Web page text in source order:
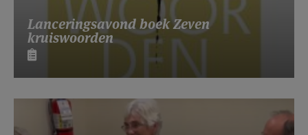
Lanceringsavond boek Zeven
kruiswoorden